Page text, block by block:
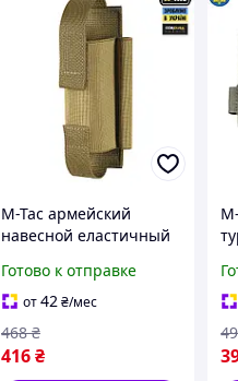
M-Tac армейский
навесной еластичный
турникета на Molle
Gen.III Coyote
Готово к отправке
от42₴/мес
416₴
468 ₴